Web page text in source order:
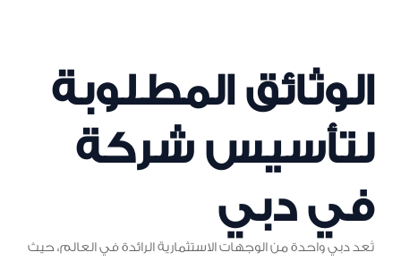
الوثائق المطلوبة
لتأسيس شركة
في دبي
تُعد دبي واحدة من الوجهات الاستثمارية الرائدة في العالم، حيث